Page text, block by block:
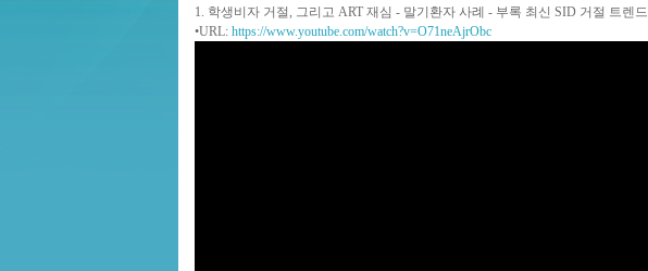
1. 학생비자 거절, 그리고 ART 재심 - 말기환자 사례 - 부록 최신 SID 거절 트렌드
•URL: https://www.youtube.com/watch?v=O71neAjrObc